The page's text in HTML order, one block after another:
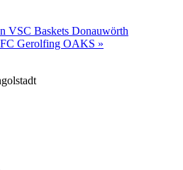
VSC Baskets Donauwörth
Gerolfing OAKS »